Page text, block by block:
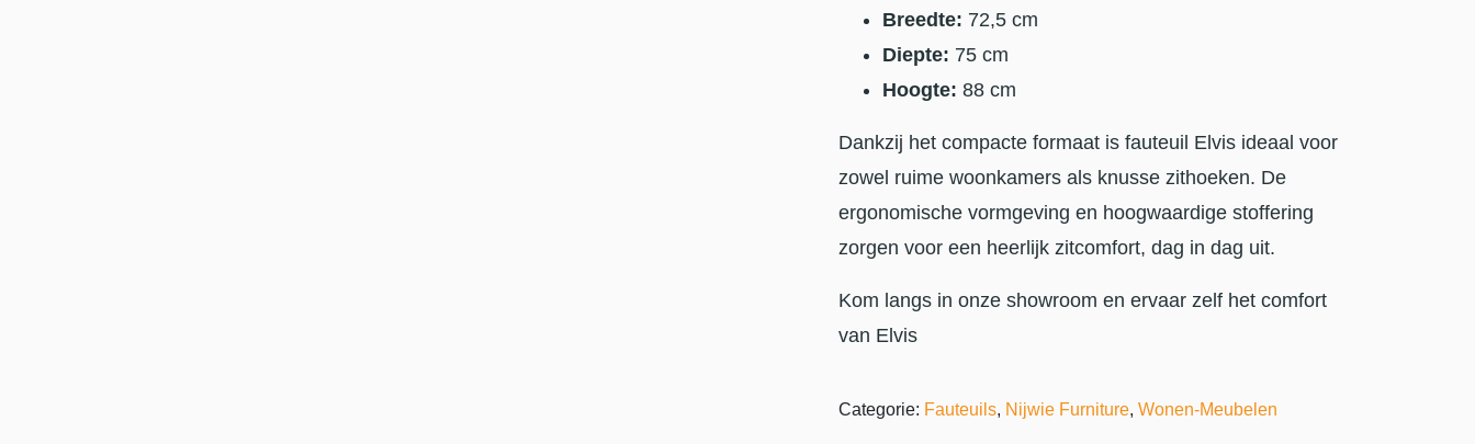
Breedte: 72,5 cm
Diepte: 75 cm
Hoogte: 88 cm
Dankzij het compacte formaat is fauteuil Elvis ideaal voor
zowel ruime woonkamers als knusse zithoeken. De
ergonomische vormgeving en hoogwaardige stoffering
zorgen voor een heerlijk zitcomfort, dag in dag uit.
Kom langs in onze showroom en ervaar zelf het comfort
van Elvis
Categorie: Fauteuils, Nijwie Furniture, Wonen-Meubelen